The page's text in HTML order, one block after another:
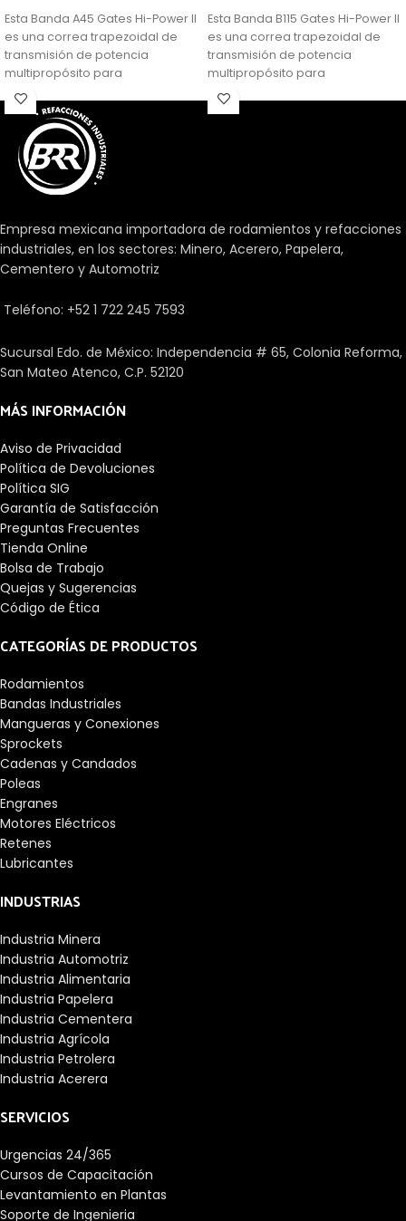
Esta Banda A45 Gates Hi-Power II
es una correa trapezoidal de
transmisión de potencia
multipropósito para
aplicaciones generalizadas.
Esta Banda B115 Gates Hi-Power II
es una correa trapezoidal de
transmisión de potencia
multipropósito para
aplicaciones generalizadas.
Empresa mexicana importadora de rodamientos y refacciones
industriales, en los sectores: Minero, Acerero, Papelera,
Cementero y Automotriz
Teléfono: +52 1 722 245 7593
Sucursal Edo. de México: Independencia # 65, Colonia Reforma,
San Mateo Atenco, C.P. 52120
MÁS INFORMACIÓN
Aviso de Privacidad
Política de Devoluciones
Política SIG
Garantía de Satisfacción
Preguntas Frecuentes
Tienda Online
Bolsa de Trabajo
Quejas y Sugerencias
Código de Ética
CATEGORÍAS DE PRODUCTOS
Rodamientos
Bandas Industriales
Mangueras y Conexiones
Sprockets
Cadenas y Candados
Poleas
Engranes
Motores Eléctricos
Retenes
Lubricantes
INDUSTRIAS
Industria Minera
Industria Automotriz
Industria Alimentaria
Industria Papelera
Industria Cementera
Industria Agrícola
Industria Petrolera
Industria Acerera
SERVICIOS
Urgencias 24/365
Cursos de Capacitación
Levantamiento en Plantas
Soporte de Ingenieria